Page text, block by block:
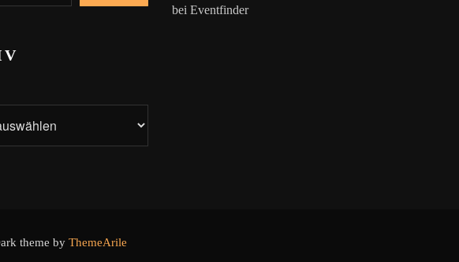
bei Eventfinder
theme by ThemeArile